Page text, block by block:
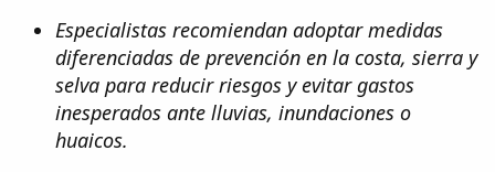
Especialistas recomiendan adoptar medidas
diferenciadas de prevención en la costa, sierra y
selva para reducir riesgos y evitar gastos
inesperados ante lluvias, inundaciones o
huaicos.